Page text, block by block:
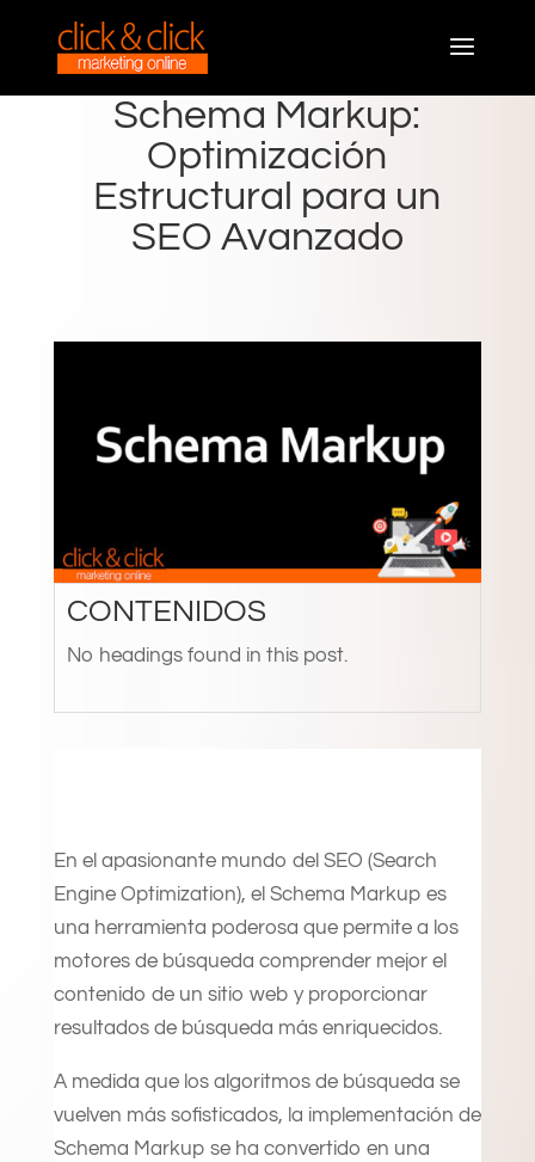
Schema Markup:
Optimización
Estructural para un
SEO Avanzado
CONTENIDOS
No headings found in this post.
En el apasionante mundo del SEO (Search
Engine Optimization), el Schema Markup es
una herramienta poderosa que permite a los
motores de búsqueda comprender mejor el
contenido de un sitio web y proporcionar
resultados de búsqueda más enriquecidos.
A medida que los algoritmos de búsqueda se
vuelven más sofisticados, la implementación de
Schema Markup se ha convertido en una